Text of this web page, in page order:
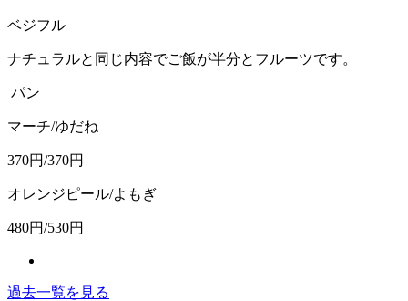
ベジフル
ナチュラルと同じ内容でご飯が半分とフルーツです。
パン
マーチ/ゆだね
370円/370円
オレンジピール/よもぎ
480円/530円
過去一覧を見る